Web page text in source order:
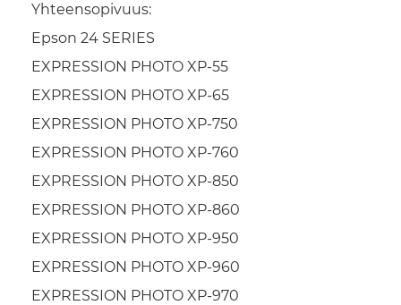
Yhteensopivuus:
Epson 24 SERIES
EXPRESSION PHOTO XP-55
EXPRESSION PHOTO XP-65
EXPRESSION PHOTO XP-750
EXPRESSION PHOTO XP-760
EXPRESSION PHOTO XP-850
EXPRESSION PHOTO XP-860
EXPRESSION PHOTO XP-950
EXPRESSION PHOTO XP-960
EXPRESSION PHOTO XP-970